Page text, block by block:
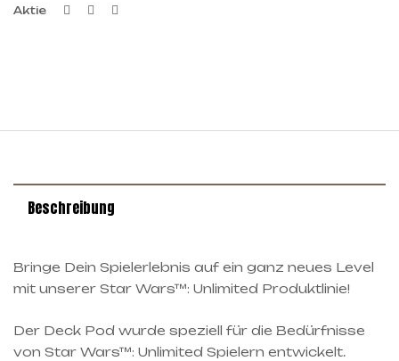
Aktie Facebook
Twitter
Beschreibung
Bringe Dein Spielerlebnis auf ein ganz neues Level
mit unserer Star Wars™: Unlimited Produktlinie!
Der Deck Pod wurde speziell für die Bedürfnisse
von Star Wars™: Unlimited Spielern entwickelt.